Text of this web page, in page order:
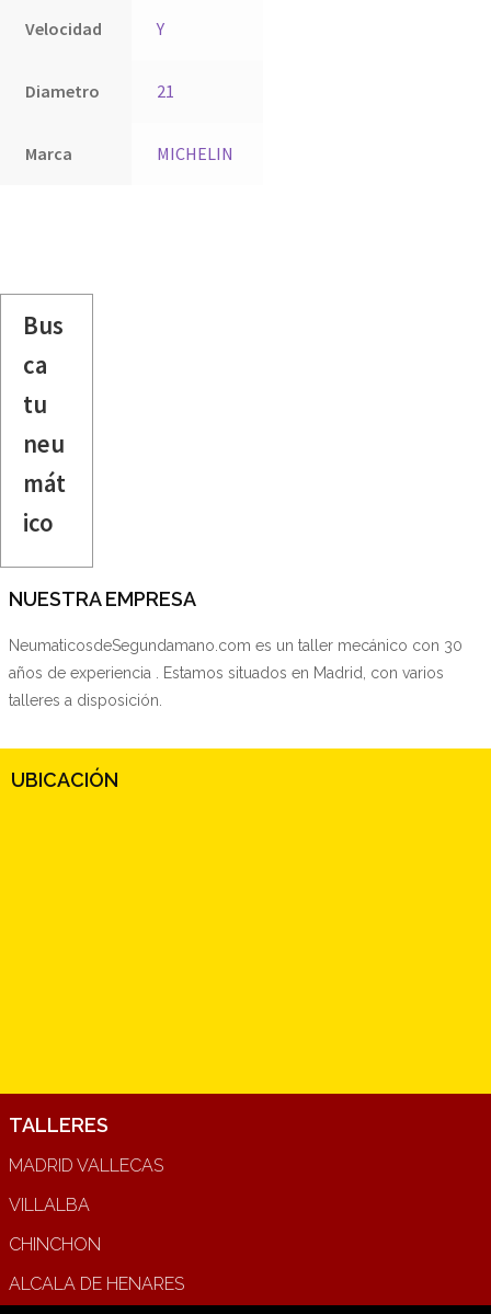
Velocidad Y
Diametro 21
Marca MICHELIN
Bus
ca
tu
neu
mát
ico
NUESTRA EMPRESA
NeumaticosdeSegundamano.com es un taller mecánico con 30
años de experiencia . Estamos situados en Madrid, con varios
talleres a disposición.
UBICACIÓN
TALLERES
MADRID VALLECAS
VILLALBA
CHINCHON
ALCALA DE HENARES